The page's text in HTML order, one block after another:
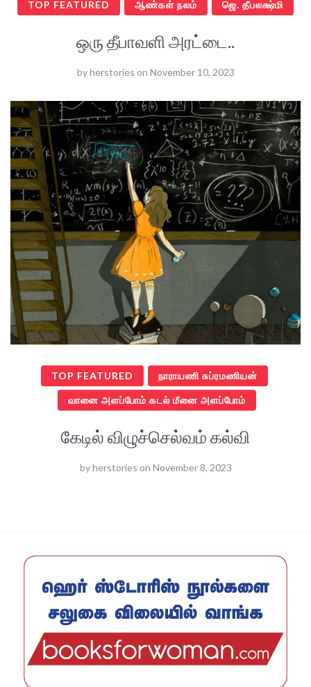
TOP FEATURED ஆண்கள் நலம் ஜெ. தீபலக்ஷ்மி
ஒரு தீபாவளி அரட்டை..
byherstories on November 10, 2023
TOP FEATURED நாராயணி சுப்ரமணியன்
வானை அளப்போம் கடல் மீனை அளப்போம்
கேடில் விழுச்செல்வம் கல்வி
byherstories on November 8, 2023